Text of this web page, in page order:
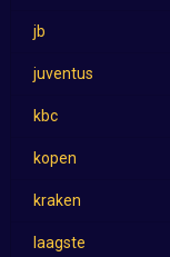
jb
juventus
kbc
kopen
kraken
laagste